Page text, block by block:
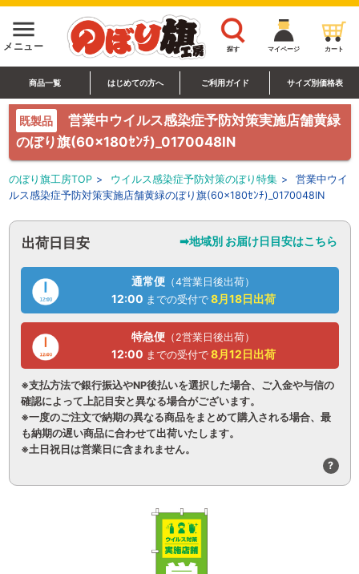
menu
メニュー 探す マイページ カート
商品一覧 はじめての方へ ご利用ガイド サイズ別価格表
既製品
営業中ウイルス感染症予防対策実施店舗黄緑
のぼり旗(60×180ｾﾝﾁ)_0170048IN
のぼり旗工房TOP > ウイルス感染症予防対策のぼり特集 >
営業中ウイ
ルス感染症予防対策実施店舗黄緑のぼり旗(60×180ｾﾝﾁ)_0170048IN
出荷日目安 ➡地域別 お届け日目安はこちら
通常便 （4営業日後出荷）
12:00 までの受付で 8月18日出荷
特急便 （2営業日後出荷）
12:00 までの受付で 8月12日出荷
※支払方法で銀行振込やNP後払いを選択した場合、ご入金や与信の
確認によって上記目安と異なる場合がございます。
※一度のご注文で納期の異なる商品をまとめて購入される場合、最
も納期の遅い商品に合わせて出荷いたします。
※土日祝日は営業日に含まれません。
?